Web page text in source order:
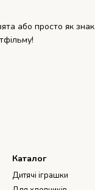
або просто як знак
Каталог
Дитячі іграшки